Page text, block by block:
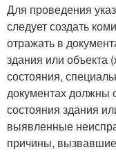
Для проведения
следует создать
отражать в
здания или объекта
состояния,
документах должны
состояния здания
выявленные
причины,